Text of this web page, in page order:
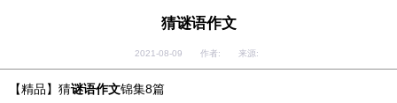
猜谜语作文
2021-08-09 作者: 来源:
【精品】猜谜语作文锦集8篇